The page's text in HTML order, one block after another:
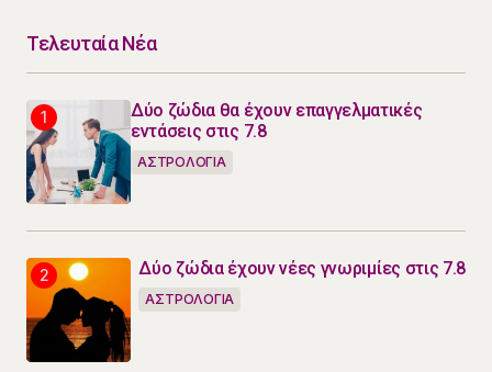
Τελευταία Νέα
Δύο ζώδια θα έχουν επαγγελματικές
εντάσεις στις 7.8
ΑΣΤΡΟΛΟΓΙΑ
Δύο ζώδια έχουν νέες γνωριμίες στις 7.8
ΑΣΤΡΟΛΟΓΙΑ